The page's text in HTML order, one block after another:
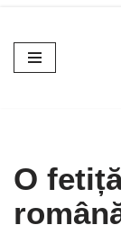
Sari
la
O